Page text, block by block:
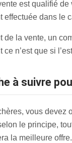
est qualifié
dans le
de la vente, un
ce n’est que si
à suivre
vous
le principe,
la meilleure